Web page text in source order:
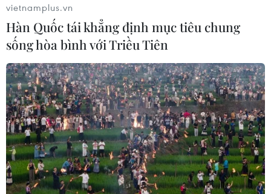
TIN LIÊN QUAN
vietnamplus.vn
Hàn Quốc tái khẳng định mục tiêu chung
sống hòa bình với Triều Tiên